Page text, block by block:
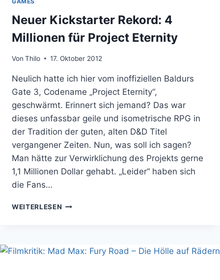
2017
Neuer Kickstarter Rekord: 4
Millionen für Project Eternity
Von Thilo 17. Oktober 2012
Neulich hatte ich hier vom inoffiziellen Baldurs
Gate 3, Codename „Project Eternity“,
geschwärmt. Erinnert sich jemand? Das war
dieses unfassbar geile und isometrische RPG in
der Tradition der guten, alten D&D Titel
vergangener Zeiten. Nun, was soll ich sagen?
Man hätte zur Verwirklichung des Projekts gerne
1,1 Millionen Dollar gehabt. „Leider“ haben sich
die Fans…
WEITERLESEN NEUER
FÜR